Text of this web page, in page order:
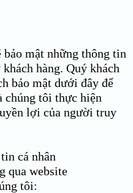
mật những thông tin
hàng. Quý khách
bảo mật dưới đây để
chúng tôi thực hiện
lợi của người truy
cá nhân
qua website
tôi: